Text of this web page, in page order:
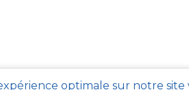
optimale sur notre site